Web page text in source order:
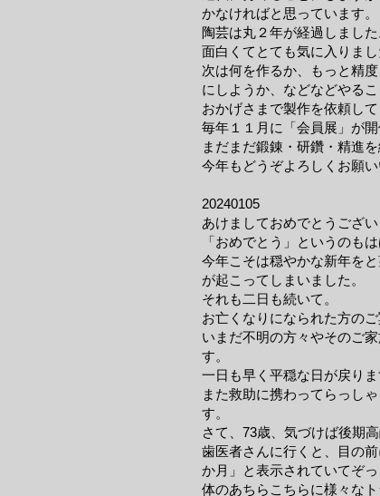
かなければと思っています。
陶芸は丸２年が経過しました
面白くてとても気に入りまし
次は何を作るか、もっと精
にしようか、などなどやる
おかげさまで製作を依頼し
毎年１１月に「会員展」が
まだまだ鍛錬・研鑽・精進を
今年もどうぞよろしくお願い
20240105
あけましておめでとうござい
「おめでとう」というのも
今年こそは穏やかな新年を
が起こってしまいました。
それも二日も続いて。
お亡くなりになられた方の
いまだ不明の方々やそのご
す。
一日も早く平穏な日が戻り
また救助に携わってらっし
す。
さて、73歳、気づけば後期高
歯医者さんに行くと、目の
か月」と表示されていてぞっ
体のあちらこちらに様々な